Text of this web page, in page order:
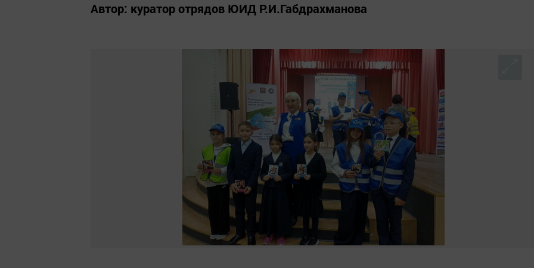
Автор: куратор отрядов ЮИД Р.И.Габдрахманова